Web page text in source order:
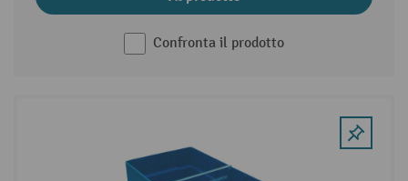
Confronta il prodotto